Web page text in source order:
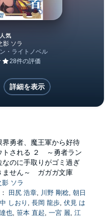
ワハラ限界勇者、魔王軍か
気
詳細を表示
界勇者、魔王軍から好待
トされる ２ ～勇者ラン
なのに手取りがゴミ過ぎ
ません～ ガガガ文庫
影 ソラ
田尻 浩章, 川野 剛稔, 朝日
しおり , 長岡 龍歩, 伏見 は
也, 笹本 直起, 一宮 麗, 江